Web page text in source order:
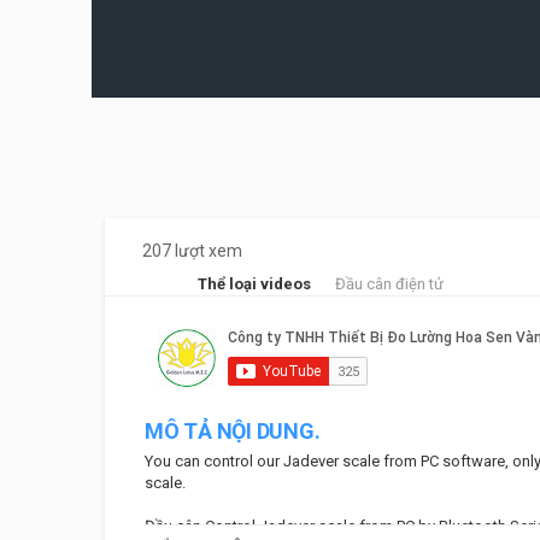
207 lượt xem
Thể loại videos Đầu cân điện tử
MÔ TẢ NỘI DUNG.
You can control our Jadever scale from PC software,
scale.
Đầu cân Control Jadever scale from PC by Bluetooth